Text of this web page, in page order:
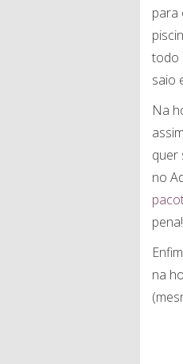
para
todo
saio
Na
quer
no
na